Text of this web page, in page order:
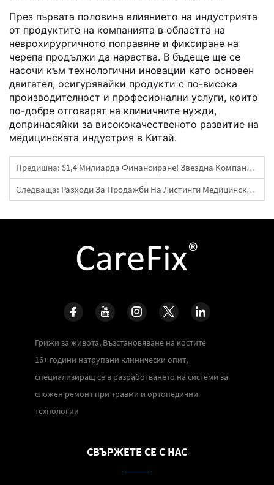
През първата половина влиянието на индустрията
от продуктите на компанията в областта на
неврохирургичното поправяне и фиксиране на
черепа продължи да нараства. В бъдеще ще се
насочи към технологични иновации като основен
двигател, осигурявайки продукти с по-висока
производителност и професионални услуги, които
по-добре отговарят на клиничните нужди,
допринасяйки за висококачественото развитие на
медицинската индустрия в Китай.
Предишна: $1,4 Милиарда Финансиране! Звездна Компания В Сферата На Интерфейсите Между Мозъка И Компютъра Завърши Серия D
Следваща: Разходи За Продажби На Листинги Медицински Устройства
Грижи за живота, Възстановяване на костите
16+ години натрупани клинически опит,
специализиращ се в разработването на системи за
сложен ремонт при травми и ортопедични
технологии
СВЪРЖЕТЕ СЕ С НАС